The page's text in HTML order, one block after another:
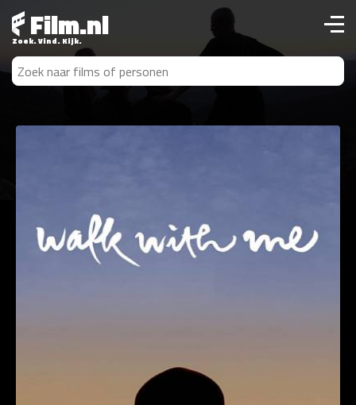
Film.nl
Zoek. Vind. Kijk.